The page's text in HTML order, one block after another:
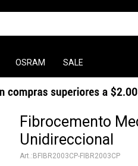
OSRAM SALE
Fibrocemento
Unidireccional
BFIBR2003CP-FIBR2003CP